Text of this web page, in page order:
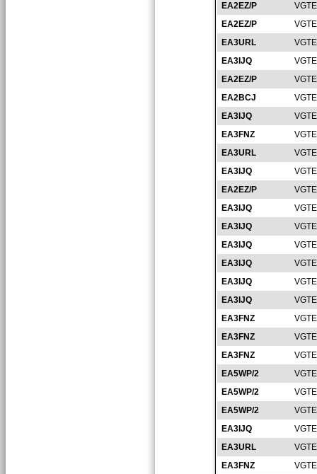
EA2EZ/P
EA2EZ/P
EA3URL
EA3IJQ
EA2EZ/P
EA2BCJ
EA3IJQ
EA3FNZ
EA3URL
EA3IJQ
EA2EZ/P
EA3IJQ
EA3IJQ
EA3IJQ
EA3IJQ
EA3IJQ
EA3IJQ
EA3FNZ
EA3FNZ
EA3FNZ
EA5WP/2
EA5WP/2
EA5WP/2
EA3IJQ
EA3URL
EA3FNZ